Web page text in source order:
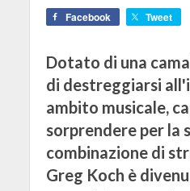
Facebook Tweet
Dotato di una
di destreggiarsi
ambito musicale,
sorprendere per la
combinazione di
Greg Koch è